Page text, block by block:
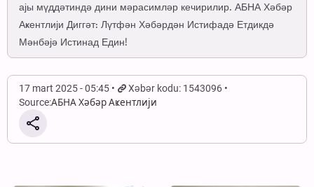
ајы мүддәтиндә дини мәрасимләр кечирилир. АБНА Хәбәр
Аҝентлији Диггәт: Лүтфән Хәбәрдән Истифадә Етдикдә
Мәнбәјә Истинад Един!
17 mart 2025 - 05:45
Xəbər kodu: 1543096
Source:АБНА Хәбәр Аҝентлији